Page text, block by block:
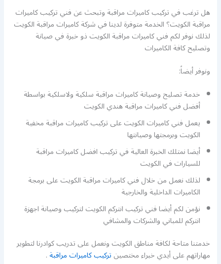
هل ترغب في تركيب كاميرات مراقبة وتبحث عن فني تركيب كاميرات
مراقبة الكويت؟ الخدمة متوفرة لدينا في شركة كاميرات مراقبة الكويت
لذلك نوفر لكم فني كاميرات مراقبة الكويت ذو خبرة في صيانة
وتصليح كافة الكاميرات
ونوفر أيضاً:
خدمة تصليح وصيانة كاميرات مراقبة سلكية ولاسلكية بواسطة
أفضل فني كاميرات مراقبة هندي الكويت
يعمل فني كاميرات الكويت على تركيب كاميرات مراقبة مخفية
الكويت وبرمجتها وصيانتها
أيضا نمتلك الخبرة العالية في تركيب افضل كاميرات مراقبة
للسيارات في الكويت
لذلك نعمل من خلال فني كاميرات مراقبة الكويت على برمجة
الكاميرات الداخلية والخارجية
نؤمن لكم أيضا فني تركيب انتركم الكويت لتركيب وصيانة اجهزة
انتركم للمباني والشركات والمشافي
خدمتنا متاحة لكافة مناطق الكويت ونعمل على تدريب كوادرنا لتطوير
مهاراتهم على أيدي خبراء مختصينتركيب كاميرات مراقبة.